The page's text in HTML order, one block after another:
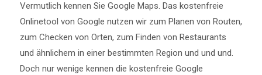
Vermutlich kennen Sie Google Maps. Das kostenfreie
Onlinetool von Google nutzen wir zum Planen von Routen,
zum Checken von Orten, zum Finden von Restaurants
und ähnlichem in einer bestimmten Region und und und.
Doch nur wenige kennen die kostenfreie Google